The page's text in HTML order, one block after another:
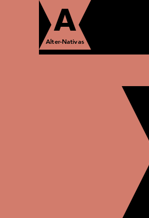
A
Alter-Nativas